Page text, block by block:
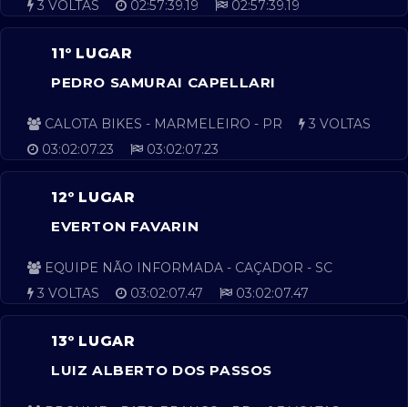
3 VOLTAS 02:57:39.19 02:57:39.19
11º LUGAR
PEDRO SAMURAI CAPELLARI
CALOTA BIKES - MARMELEIRO - PR
3 VOLTAS
03:02:07.23
03:02:07.23
12º LUGAR
EVERTON FAVARIN
EQUIPE NÃO INFORMADA - CAÇADOR - SC
3 VOLTAS
03:02:07.47 03:02:07.47
13º LUGAR
LUIZ ALBERTO DOS PASSOS